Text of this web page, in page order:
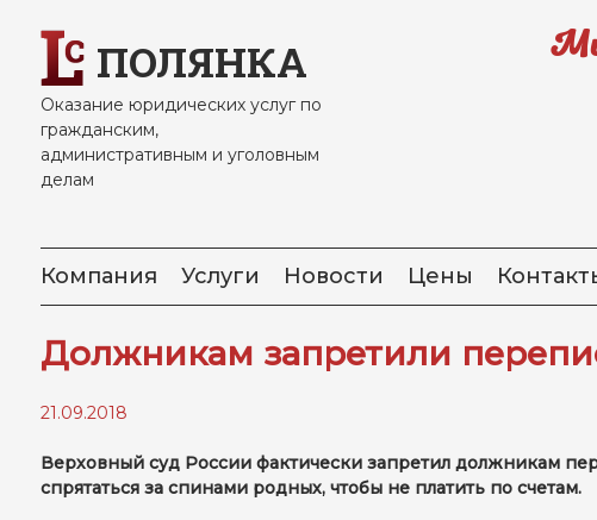
to
contentПОЛЯНКА
Оказание юридических услуг по
гражданским,
административным и уголовным
делам
Компания Услуги Новости Цены
Должникам запретили
21.09.2018
Верховный суд России фактически запретил должникам
спрятаться за спинами родных, чтобы не платить по счетам.